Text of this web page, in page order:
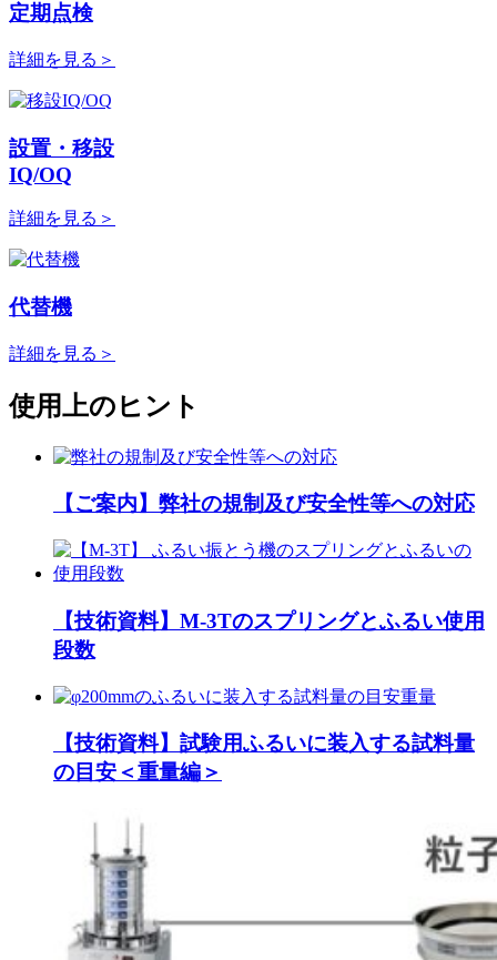
定期点検
詳細を見る ＞
設置・移設
IQ/OQ
詳細を見る ＞
代替機
詳細を見る ＞
使用上のヒント
【ご案内】弊社の規制及び安全性等への対応
【技術資料】M-3Tのスプリングとふるい使用
段数
【技術資料】試験用ふるいに装入する試料量
の目安＜重量編＞